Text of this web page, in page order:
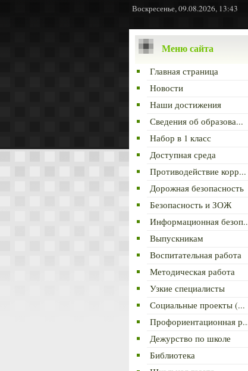
Воскресенье, 09.08.2026, 13:43
Меню сайта
Главная страница
Новости
Наши достижения
Сведения об образова...
Набор в 1 класс
Доступная среда
Противодействие корр...
Дорожная безопасность
Безопасность и ЗОЖ
Информационная
Выпускникам
Воспитательная работа
Методическая работа
Узкие специалисты
Социальные проекты (...
Профориентационная
Дежурство по школе
Библиотека